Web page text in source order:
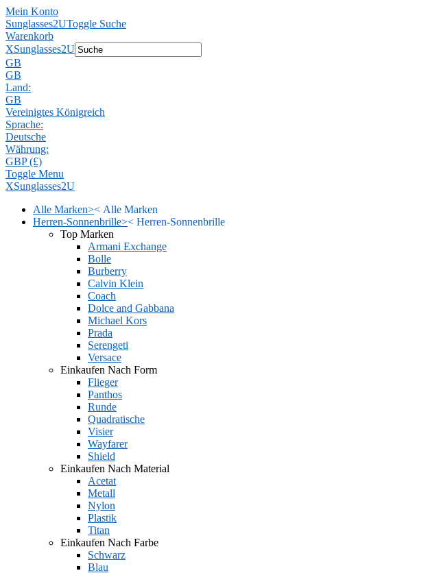
Mein Konto
Sunglasses2UToggle Suche
Warenkorb
XSunglasses2U
GB
GB
Land:
GB
Vereinigtes Königreich
Sprache:
Deutsche
Währung:
GBP (£)
Toggle Menu
XSunglasses2U
Alle Marken>< Alle Marken
Herren-Sonnenbrille>< Herren-Sonnenbrille
Top Marken
Armani Exchange
Bolle
Burberry
Calvin Klein
Coach
Dolce and Gabbana
Michael Kors
Prada
Serengeti
Versace
Einkaufen Nach Form
Flieger
Panthos
Runde
Quadratische
Visier
Wayfarer
Shield
Einkaufen Nach Material
Acetat
Metall
Nylon
Plastik
Titan
Einkaufen Nach Farbe
Schwarz
Blau